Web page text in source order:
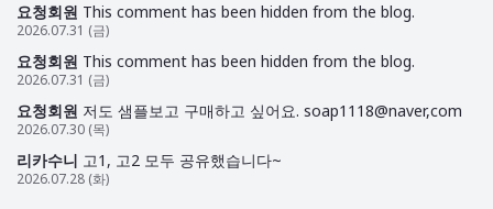
요청회원 This comment has been hidden from the blog.
2026.07.31 (금)
요청회원 This comment has been hidden from the blog.
2026.07.31 (금)
요청회원 저도 샘플보고 구매하고 싶어요. soap1118@naver,com
2026.07.30 (목)
리카수니 고1, 고2 모두 공유했습니다~
2026.07.28 (화)